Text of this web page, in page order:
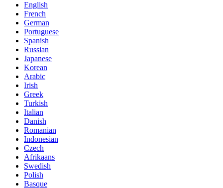
English
French
German
Portuguese
Spanish
Russian
Japanese
Korean
Arabic
Irish
Greek
Turkish
Italian
Danish
Romanian
Indonesian
Czech
Afrikaans
Swedish
Polish
Basque